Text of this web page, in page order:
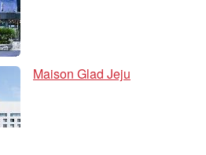
Maison Glad Jeju